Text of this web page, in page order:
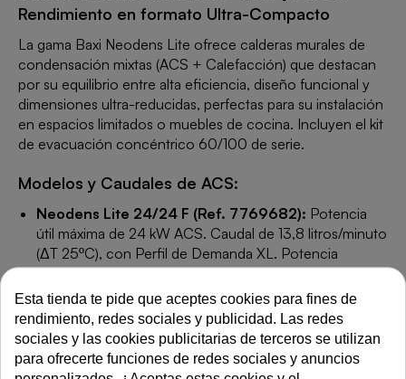
Rendimiento en formato Ultra-Compacto
La gama Baxi Neodens Lite ofrece calderas murales de
condensación mixtas (ACS + Calefacción) que destacan
por su equilibrio entre alta eficiencia, diseño funcional y
dimensiones ultra-reducidas, perfectas para su instalación
en espacios limitados o muebles de cocina. Incluyen el kit
de evacuación concéntrico 60/100 de serie.
Modelos y Caudales de ACS:
Neodens Lite 24/24 F (Ref. 7769682): Potencia
útil máxima de 24 kW ACS. Caudal de 13,8 litros/minuto
(ΔT 25ºC), con Perfil de Demanda XL. Potencia
calefacción de 4,8 a 24 kW.
Neodens Lite 28/28 F (Ref. 7769683): Potencia
útil máxima de 28 kW ACS. Caudal de 16,1 litros/minuto
(ΔT 25ºC), con Perfil de Demanda XXL. Potencia
calefacción de 5,8 a 28 kW.
Esta tienda te pide que aceptes cookies para fines de
rendimiento, redes sociales y publicidad. Las redes
sociales y las cookies publicitarias de terceros se utilizan
para ofrecerte funciones de redes sociales y anuncios